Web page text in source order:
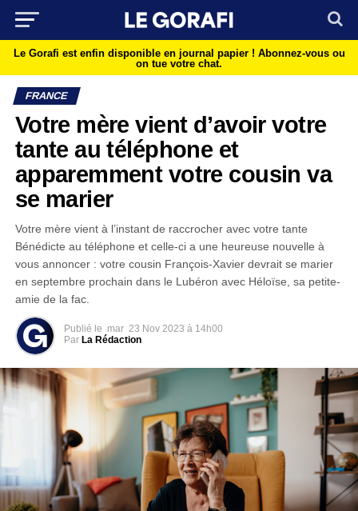
Le Gorafi est enfin disponible en journal papier ! Abonnez-vous ou
on tue votre chat.
FRANCE
Votre mère vient d’avoir votre
tante au téléphone et
apparemment votre cousin va
se marier
Votre mère vient à l’instant de raccrocher avec votre tante
Bénédicte au téléphone et celle-ci a une heureuse nouvelle à
vous annoncer : votre cousin François-Xavier devrait se marier
en septembre prochain dans le Lubéron avec Héloïse, sa petite-
amie de la fac.
Publié le mar 23 Nov 2023 à 14h00
Par La Rédaction